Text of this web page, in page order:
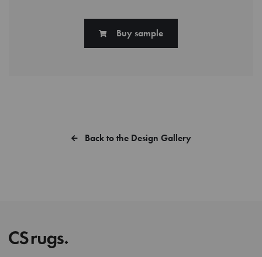
Buy sample
Back to the Design Gallery